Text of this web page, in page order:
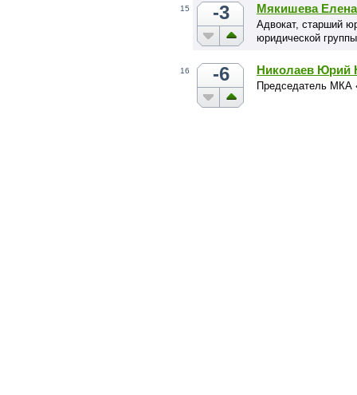
15 -3 Мякишева Елена
Адвокат, старший
юридической
16 -6 Николаев Юрий
Председатель МКА